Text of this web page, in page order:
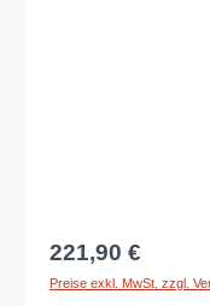
Regulärer Preis:
221,90 €
Preise exkl. MwSt. zzgl.